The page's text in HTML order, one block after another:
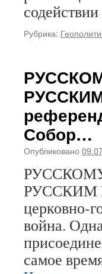
Рубрика:
Собор…
Опубликовано
РУССКИМ
церковно-
война.
самое